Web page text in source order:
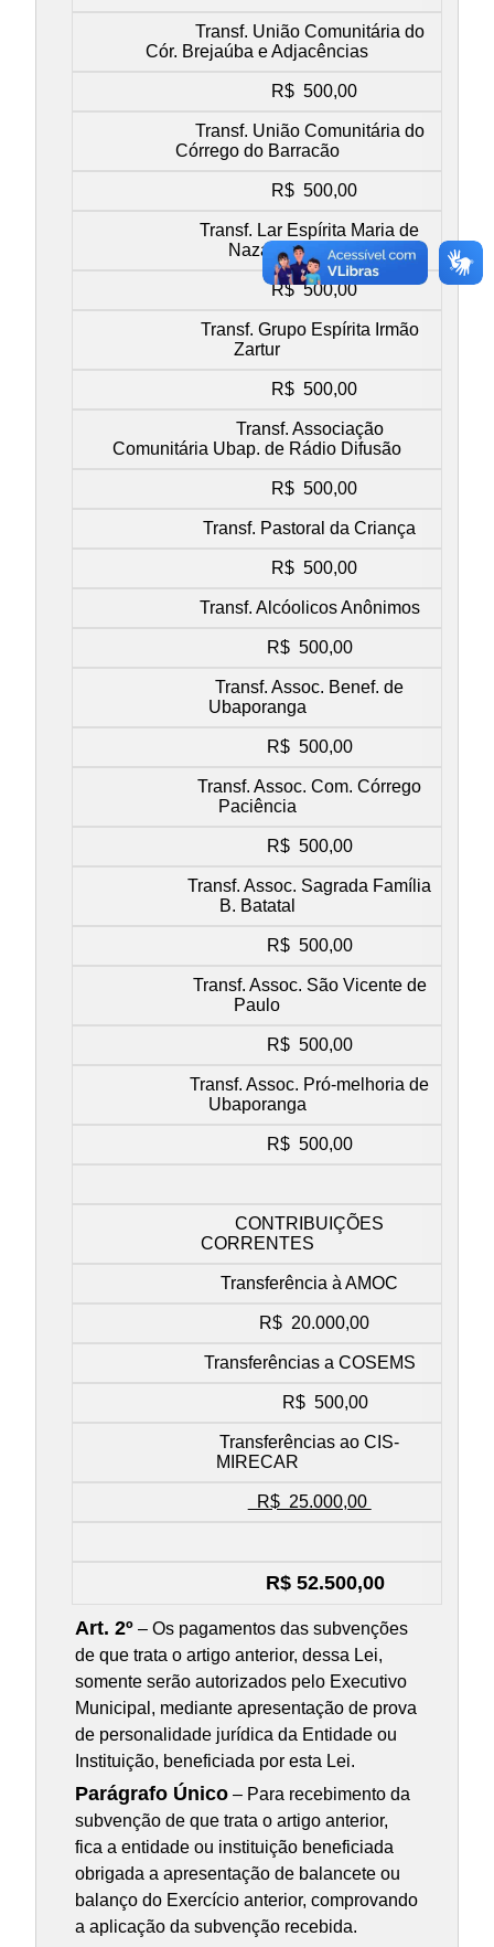
Transf. União Comunitária do
Cór. Brejaúba e Adjacências
R$ 500,00
Transf. União Comunitária do
Córrego do Barracão
R$ 500,00
Transf. Lar Espírita Maria de
Nazaré
R$ 500,00
Transf. Grupo Espírita Irmão
Zartur
R$ 500,00
Transf. Associação
Comunitária Ubap. de Rádio Difusão
R$ 500,00
Transf. Pastoral da Criança
R$ 500,00
Transf. Alcóolicos Anônimos
R$ 500,00
Transf. Assoc. Benef. de
Ubaporanga
R$ 500,00
Transf. Assoc. Com. Córrego
Paciência
R$ 500,00
Transf. Assoc. Sagrada Família
B. Batatal
R$ 500,00
Transf. Assoc. São Vicente de
Paulo
R$ 500,00
Transf. Assoc. Pró-melhoria de
Ubaporanga
R$ 500,00
CONTRIBUIÇÕES
CORRENTES
Transferência à AMOC
R$ 20.000,00
Transferências a COSEMS
R$ 500,00
Transferências ao CIS-
MIRECAR
R$ 25.000,00
R$ 52.500,00
Art. 2º – Os pagamentos das subvenções
de que trata o artigo anterior, dessa Lei,
somente serão autorizados pelo Executivo
Municipal, mediante apresentação de prova
de personalidade jurídica da Entidade ou
Instituição, beneficiada por esta Lei.
Parágrafo Único – Para recebimento da
subvenção de que trata o artigo anterior,
fica a entidade ou instituição beneficiada
obrigada a apresentação de balancete ou
balanço do Exercício anterior, comprovando
a aplicação da subvenção recebida.